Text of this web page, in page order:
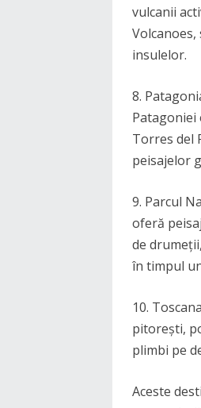
vulcanii
insulelor.
8.
Patagoniei
Torres del
peisajelor
9. Parcul
oferă
de
în timpul
10.
pitorești,
plimbi pe
Aceste